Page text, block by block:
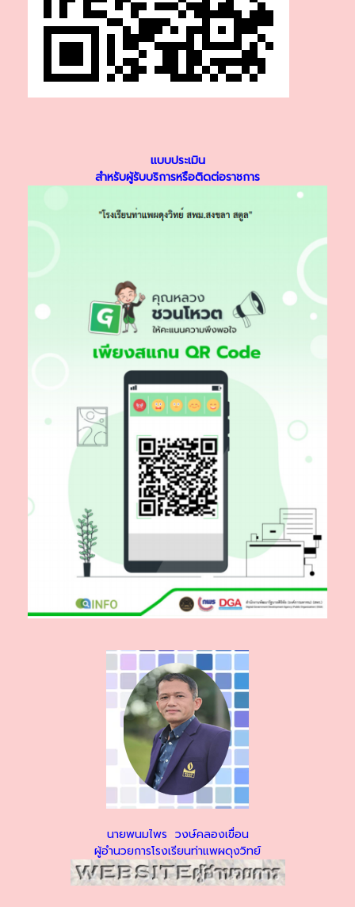
แบบประเมิน
สำหรับผู้รับบริการหรือติดต่อราชการ
นายพนมไพร วงษ์คลองเขื่อน
ผู้อำนวยการโรงเรียนท่าแพผดุงวิทย์